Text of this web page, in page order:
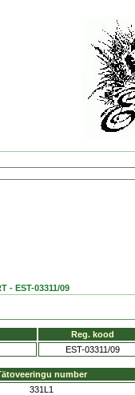
- EST-03311/09
Reg. kood
EST-03311/09
number
331L1